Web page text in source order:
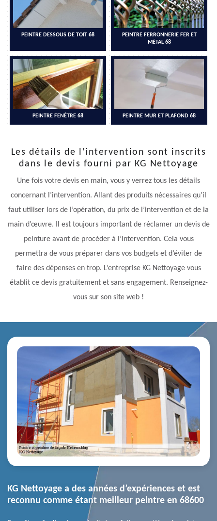
PEINTRE DESSOUS DE TOIT 68
PEINTRE FERRONNERIE FER ET
MÉTAL 68
PEINTRE FENÊTRE 68 PEINTRE MUR ET PLAFOND 68
Les détails de l’intervention sont inscrits
dans le devis fourni par KG Nettoyage
Une fois votre devis en main, vous y verrez tous les détails
concernant l’intervention. Allant des produits nécessaires qu’il
faut utiliser lors de l’opération, du prix de l’intervention et de la
main d’œuvre. Il est toujours important de réclamer un devis de
peinture avant de procéder à l’intervention. Cela vous
permettra de vous préparer dans vos budgets et d’éviter de
faire des dépenses en trop. L’entreprise KG Nettoyage vous
établit ce devis gratuitement et sans engagement. Renseignez-
vous sur son site web !
KG Nettoyage a des années d’expériences et est
reconnu comme étant meilleur peintre en 68600